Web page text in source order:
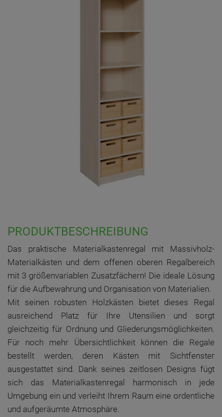
PRODUKTBESCHREIBUNG
Das praktische Materialkastenregal mit Massivholz-
Materialkästen und dem offenen oberen Regalbereich
mit 3 größenvariablen Zusatzfächern! Die ideale Lösung
für die Aufbewahrung und Organisation von Materialien.
Mit seinen robusten Holzkästen bietet dieses Regal
ausreichend Platz für Ihre Utensilien und sorgt
gleichzeitig für Ordnung und Gliederungsmöglichkeiten.
Für noch mehr Übersichtlichkeit können die Regale
bestellt werden, deren Kästen mit Sichtfenster
ausgestattet sind. Dank seines zeitlosen Designs fügt
sich das Materialkastenregal harmonisch in jede
Umgebung ein und verleiht Ihrem Raum eine ordentliche
und aufgeräumte Atmosphäre.